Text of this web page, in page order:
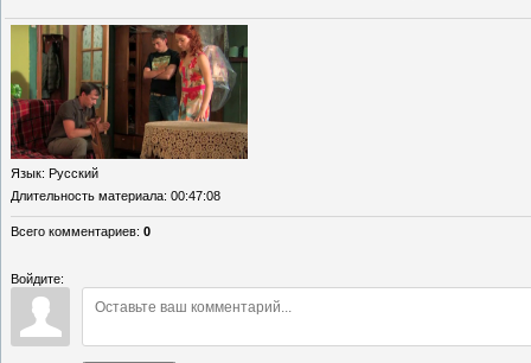
Язык: Русский
Длительность материала: 00:47:08
Всего комментариев: 0
Войдите: